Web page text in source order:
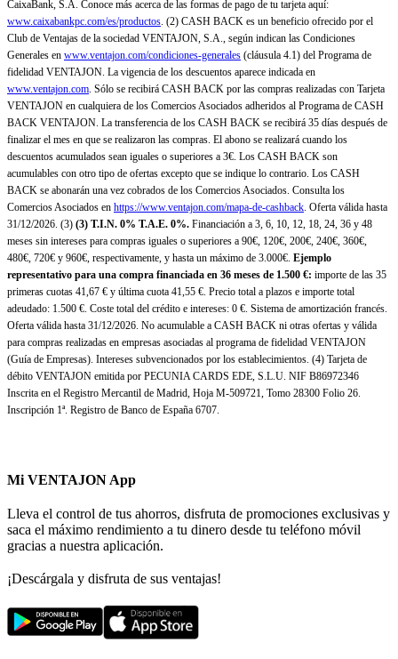
CaixaBank, S.A. Conoce más acerca de las formas de pago de tu tarjeta aquí:
www.caixabankpc.com/es/productos. (2) CASH BACK es un beneficio ofrecido por el
Club de Ventajas de la sociedad VENTAJON, S.A., según indican las Condiciones
Generales en www.ventajon.com/condiciones-generales (cláusula 4.1) del Programa de
fidelidad VENTAJON. La vigencia de los descuentos aparece indicada en
www.ventajon.com. Sólo se recibirá CASH BACK por las compras realizadas con Tarjeta
VENTAJON en cualquiera de los Comercios Asociados adheridos al Programa de CASH
BACK VENTAJON. La transferencia de los CASH BACK se recibirá 35 días después de
finalizar el mes en que se realizaron las compras. El abono se realizará cuando los
descuentos acumulados sean iguales o superiores a 3€. Los CASH BACK son
acumulables con otro tipo de ofertas excepto que se indique lo contrario. Los CASH
BACK se abonarán una vez cobrados de los Comercios Asociados. Consulta los
Comercios Asociados en https://www.ventajon.com/mapa-de-cashback. Oferta válida hasta
31/12/2026. (3) (3) T.I.N. 0% T.A.E. 0%. Financiación a 3, 6, 10, 12, 18, 24, 36 y 48
meses sin intereses para compras iguales o superiores a 90€, 120€, 200€, 240€, 360€,
480€, 720€ y 960€, respectivamente, y hasta un máximo de 3.000€. Ejemplo
representativo para una compra financiada en 36 meses de 1.500 €: importe de las 35
primeras cuotas 41,67 € y última cuota 41,55 €. Precio total a plazos e importe total
adeudado: 1.500 €. Coste total del crédito e intereses: 0 €. Sistema de amortización francés.
Oferta válida hasta 31/12/2026. No acumulable a CASH BACK ni otras ofertas y válida
para compras realizadas en empresas asociadas al programa de fidelidad VENTAJON
(Guía de Empresas). Intereses subvencionados por los establecimientos. (4) Tarjeta de
débito VENTAJON emitida por PECUNIA CARDS EDE, S.L.U. NIF B86972346
Inscrita en el Registro Mercantil de Madrid, Hoja M-509721, Tomo 28300 Folio 26.
Inscripción 1ª. Registro de Banco de España 6707.
Mi VENTAJON App
Lleva el control de tus ahorros, disfruta de promociones exclusivas y
saca el máximo rendimiento a tu dinero desde tu teléfono móvil
gracias a nuestra aplicación.
¡Descárgala y disfruta de sus ventajas!